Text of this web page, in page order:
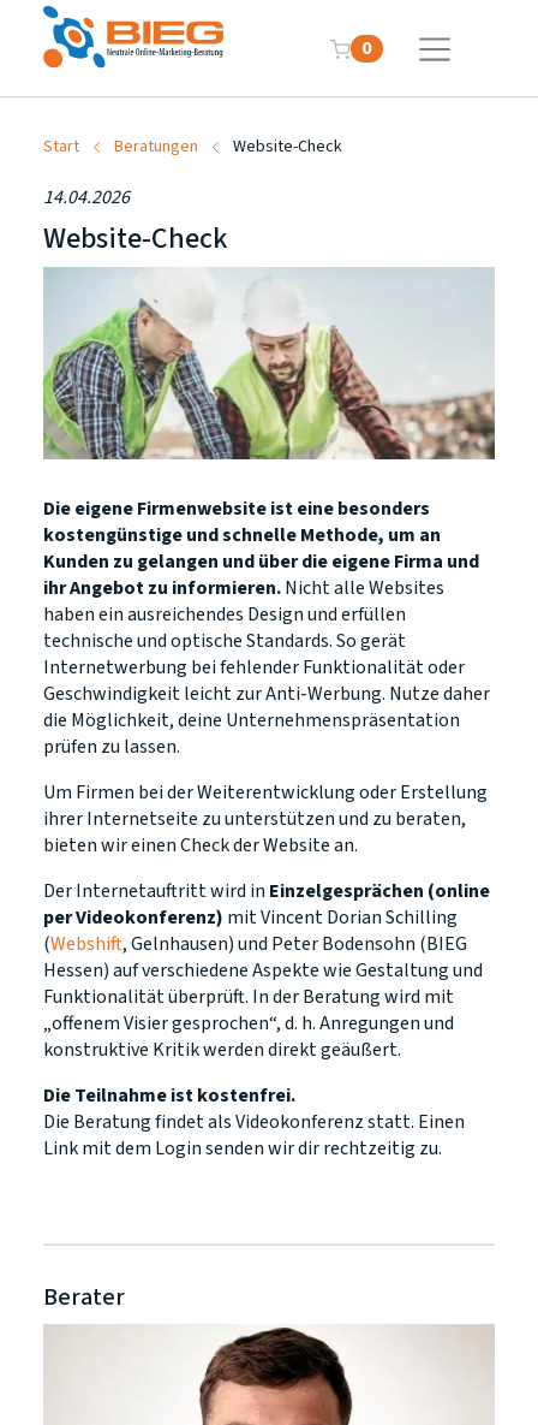
0
Start Beratungen Website-Check
14.04.2026
Website-Check
Die eigene Firmenwebsite ist eine besonders
kostengünstige und schnelle Methode, um an
Kunden zu gelangen und über die eigene Firma und
ihr Angebot zu informieren.Nicht alle Websites
haben ein ausreichendes Design und erfüllen
technische und optische Standards. So gerät
Internetwerbung bei fehlender Funktionalität oder
Geschwindigkeit leicht zur Anti-Werbung. Nutze daher
die Möglichkeit, deine Unternehmenspräsentation
prüfen zu lassen.
Um Firmen bei der Weiterentwicklung oder Erstellung
ihrer Internetseite zu unterstützen und zu beraten,
bieten wir einen Check der Website an.
Der Internetauftritt wird in Einzelgesprächen (online
per Videokonferenz) mit Vincent Dorian Schilling
(Webshift, Gelnhausen) und Peter Bodensohn (BIEG
Hessen) auf verschiedene Aspekte wie Gestaltung und
Funktionalität überprüft. In der Beratung wird mit
„offenem Visier gesprochen“, d. h. Anregungen und
konstruktive Kritik werden direkt geäußert.
Die Teilnahme ist kostenfrei.
Die Beratung findet als Videokonferenz statt. Einen
Link mit dem Login senden wir dir rechtzeitig zu.
Berater